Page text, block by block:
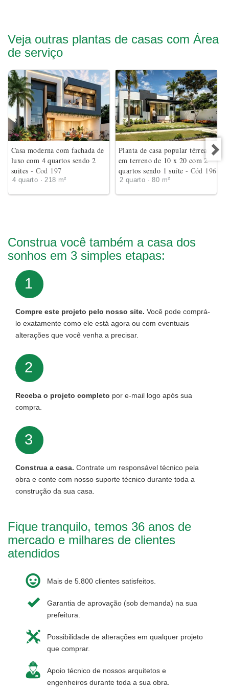
Veja outras plantas de casas com Área
de serviço
Casa moderna com fachada de
luxo com 4 quartos sendo 2
suites - Cod 197
4 quarto · 218 m²
Planta de casa popular térrea
em terreno de 10 x 20 com 2
quartos sendo 1 suíte - Cód 196
2 quarto · 80 m²
Construa você também a casa dos
sonhos em 3 simples etapas:
1
Compre este projeto pelo nosso site. Você pode comprá-
lo exatamente como ele está agora ou com eventuais
alterações que você venha a precisar.
2
Receba o projeto completo por e-mail logo após sua
compra.
3
Construa a casa. Contrate um responsável técnico pela
obra e conte com nosso suporte técnico durante toda a
construção da sua casa.
Fique tranquilo, temos 36 anos de
mercado e milhares de clientes
atendidos
Mais de 5.800 clientes satisfeitos.
Garantia de aprovação (sob demanda) na sua
prefeitura.
Possibilidade de alterações em qualquer projeto
que comprar.
Apoio técnico de nossos arquitetos e
engenheiros durante toda a sua obra.